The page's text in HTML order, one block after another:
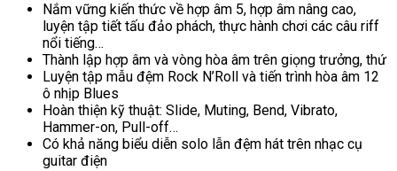
Nắm vững kiến thức về hợp âm 5, hợp âm nâng cao,
luyện tập tiết tấu đảo phách, thực hành chơi các câu riff
nổi tiếng…
Thành lập hợp âm và vòng hòa âm trên giọng trưởng, thứ
Luyện tập mẫu đệm Rock N’Roll và tiến trình hòa âm 12
ô nhịp Blues
Hoàn thiện kỹ thuật: Slide, Muting, Bend, Vibrato,
Hammer-on, Pull-off…
Có khả năng biểu diễn solo lẫn đệm hát trên nhạc cụ
guitar điện